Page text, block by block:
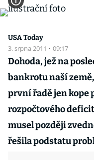
USA Today
3. srpna 2011 · 09:17
Dohoda, jež na
bankrotu naší
první řadě jen kope
rozpočtového
musel později
řešila podstatu